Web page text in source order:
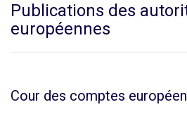
Publications des
européennes
Cour des comptes